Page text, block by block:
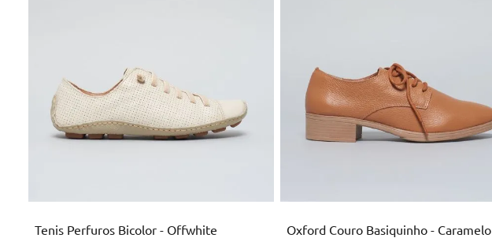
Tenis Perfuros Bicolor - Offwhite Oxford Couro Basiquinho - Caramelo